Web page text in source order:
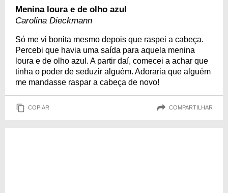
Menina loura e de olho azul
Carolina Dieckmann
Só me vi bonita mesmo depois que raspei a cabeça.
Percebi que havia uma saída para aquela menina
loura e de olho azul. A partir daí, comecei a achar que
tinha o poder de seduzir alguém. Adoraria que alguém
me mandasse raspar a cabeça de novo!
COPIAR COMPARTILHAR